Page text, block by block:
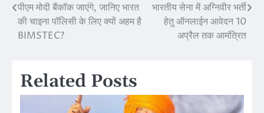
Post
navigation
पीएम मोदी बैंकॉक जाएंगे, जानिए भारत
की चाइना पॉलिसी के लिए क्यों अहम है
BIMSTEC?
भारतीय सेना में अग्निवीर भर्ती
हेतु ऑनलाईन आवेदन 10
अप्रैल तक आमंत्रित
Related Posts